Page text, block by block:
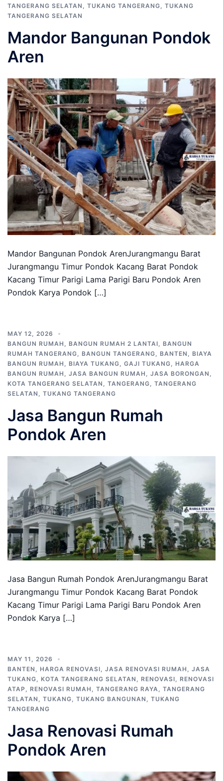
TANGERANG SELATAN , TUKANG TANGERANG, TUKANG
TANGERANG SELATAN
Mandor Bangunan Pondok
Aren
Mandor Bangunan Pondok ArenJurangmangu Barat
Jurangmangu Timur Pondok Kacang Barat Pondok
Kacang Timur Parigi Lama Parigi Baru Pondok Aren
Pondok Karya Pondok […]
MAY 12, 2026
BANGUN RUMAH
BANGUN RUMAH 2 LANTAI
BANGUN
RUMAH TANGERANG
BANGUN TANGERANG BANTEN
BIAYA
BANGUN RUMAH
BIAYA TUKANG GAJI TUKANG
HARGA
BANGUN RUMAH
JASA BANGUN RUMAH JASA BORONGAN
KOTA TANGERANG SELATAN
TANGERANG
TANGERANG
SELATAN
TUKANG TANGERANG
Jasa Bangun Rumah
Pondok Aren
Jasa Bangun Rumah Pondok ArenJurangmangu Barat
Jurangmangu Timur Pondok Kacang Barat Pondok
Kacang Timur Parigi Lama Parigi Baru Pondok Aren
Pondok Karya […]
MAY 11, 2026
BANTEN
HARGA RENOVASI JASA RENOVASI RUMAH
JASA
TUKANG
KOTA TANGERANG SELATAN RENOVASI
RENOVASI
ATAP
RENOVASI RUMAH TANGERANG RAYA
TANGERANG
SELATAN
TUKANG TUKANG BANGUNAN
TUKANG
TANGERANG
Jasa Renovasi Rumah
Pondok Aren